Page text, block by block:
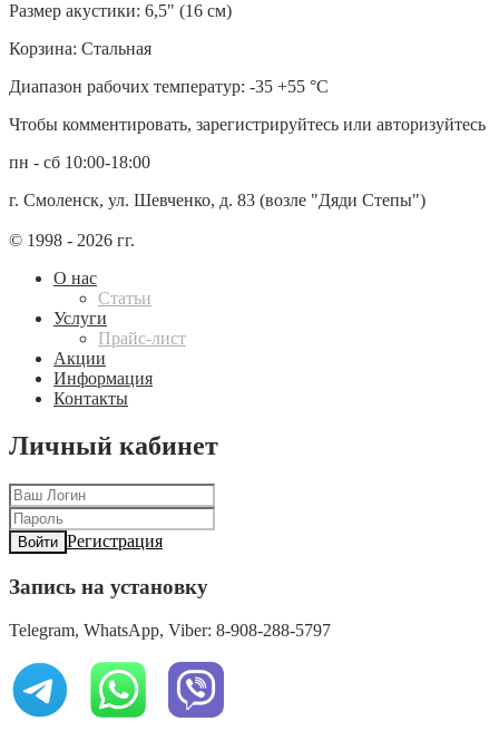
Размер акустики: 6,5" (16 см)
Корзина: Стальная
Диапазон рабочих температур: -35 +55 °С
Чтобы комментировать, зарегистрируйтесь или авторизуйтесь
пн - сб 10:00-18:00
г. Смоленск, ул. Шевченко, д. 83 (возле "Дяди Степы")
© 1998 - 2026 гг.
О нас
Статьи
Услуги
Прайс-лист
Акции
Информация
Контакты
Личный кабинет
Войти Регистрация
Запись на установку
Telegram, WhatsApp, Viber: 8-908-288-5797